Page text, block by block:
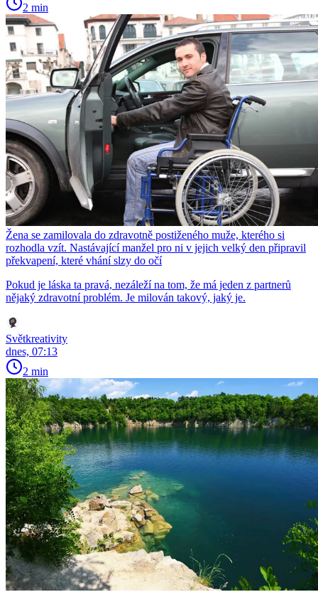
2 min
Žena se zamilovala do zdravotně postiženého muže, kterého si
rozhodla vzít. Nastávající manžel pro ni v jejich velký den připravil
překvapení, které vhání slzy do očí
Pokud je láska ta pravá, nezáleží na tom, že má jeden z partnerů
nějaký zdravotní problém. Je milován takový, jaký je.
Světkreativity
dnes, 07:13
2 min